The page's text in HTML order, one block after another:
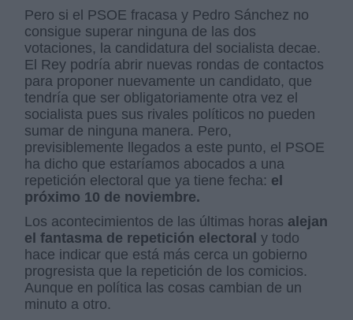
Pero si el PSOE fracasa y Pedro Sánchez no
consigue superar ninguna de las dos
votaciones, la candidatura del socialista decae.
El Rey podría abrir nuevas rondas de contactos
para proponer nuevamente un candidato, que
tendría que ser obligatoriamente otra vez el
socialista pues sus rivales políticos no pueden
sumar de ninguna manera. Pero,
previsiblemente llegados a este punto, el PSOE
ha dicho que estaríamos abocados a una
repetición electoral que ya tiene fecha: el
próximo 10 de noviembre.
Los acontecimientos de las últimas horas alejan
el fantasma de repetición electoral y todo
hace indicar que está más cerca un gobierno
progresista que la repetición de los comicios.
Aunque en política las cosas cambian de un
minuto a otro.